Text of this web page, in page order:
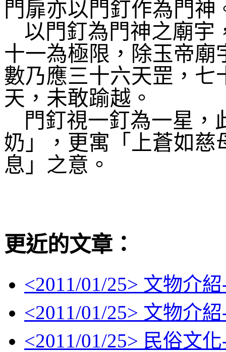
門扉亦以門釘作為門神
以門釘為門神之廟宇
十一為極限，除玉帝廟
數乃應三十六天罡，七
天，未敢踰越。
門釘視一釘為一星，
奶」，更寓「上蒼如慈
息」之意。
更近的文章：
<2011/01/25> 文物介
<2011/01/25> 文物介
<2011/01/25> 民俗文